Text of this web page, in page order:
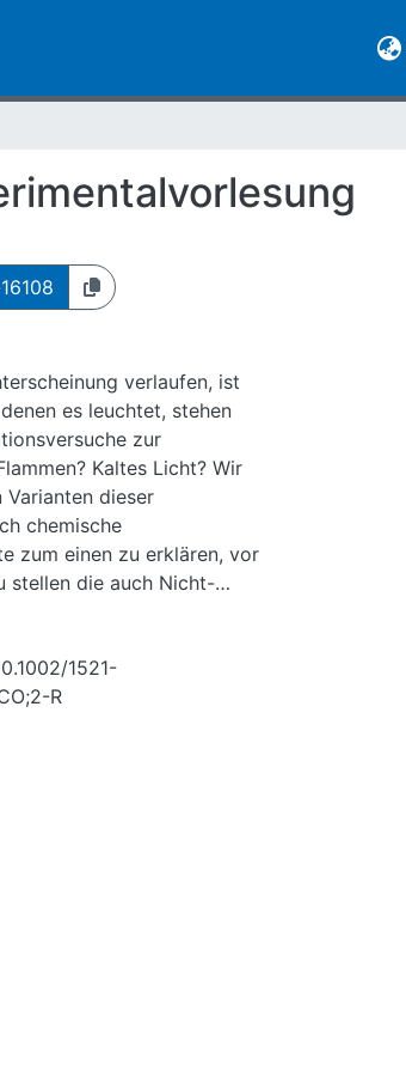
verlaufen, ist
es leuchtet, stehen
zur
Kaltes Licht? Wir
Varianten dieser
chemische
zum einen zu erklären, vor
stellen die auch Nicht-
1521-
R